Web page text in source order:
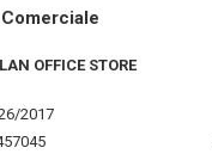
OFFICE STORE
2017